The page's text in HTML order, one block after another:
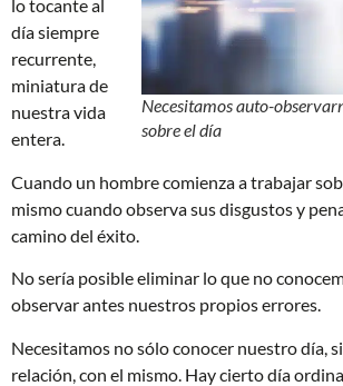
Necesitamos auto-
sobre el día
lo tocante al
día siempre
recurrente,
miniatura de
nuestra vida
entera.
Cuando un hombre comienza a trabajar
mismo cuando observa sus disgustos y
camino del éxito.
No sería posible eliminar lo que no
observar antes nuestros propios errores.
Necesitamos no sólo conocer nuestro día,
relación, con el mismo. Hay cierto día